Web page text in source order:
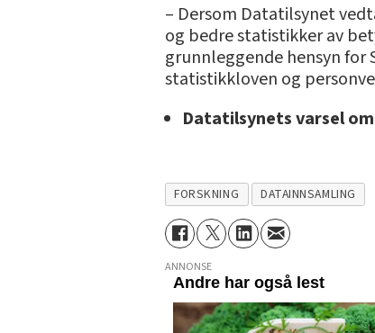
– Dersom Datatilsynet
og bedre statistikker av
grunnleggende hensyn for
statistikkloven og
Datatilsynets varsel
FORSKNING DATAINNSAMLING
ANNONSE